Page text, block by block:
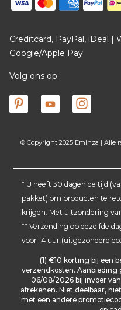
Creditcard, PayPal, iDeal |
Google/Apple Pay
Volg ons op:
© Copyright 2025 Eminza | Alle
* U heeft 30 dagen de tijd
pakket) om producten te
krijgen. Met uitzondering
** Verzending op dezelfde
voor 14 uur (uitgezonderd
(1) €10 korting bij een
verzendkosten.
06/08/2026 bij invoer
afrekenen. Niet deelbaar,
met een andere